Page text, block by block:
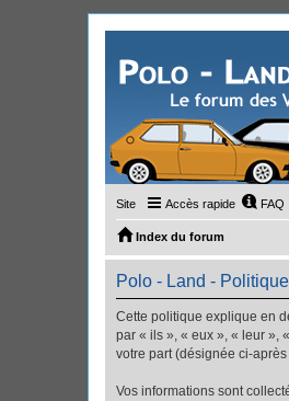
Site Accès rapide FAQ
Index du forum
Polo - Land -
Cette politique explique en
par « ils », « eux », « leur »,
votre part (désignée ci-
Vos informations sont